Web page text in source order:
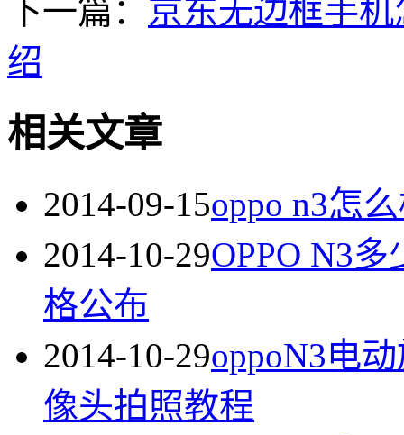
下一篇： 京东无边框手
绍
相关文章
2014-09-15oppo n3怎
2014-10-29OPPO N3
格公布
2014-10-29oppoN3电
像头拍照教程